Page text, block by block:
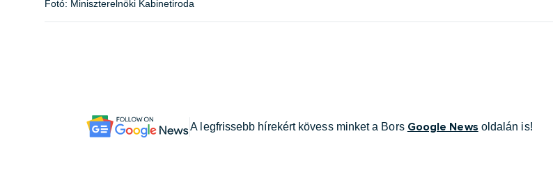
Fotó: Miniszterelnöki Kabinetiroda
A legfrissebb hírekért kövess minket a Bors Google News oldalán is!